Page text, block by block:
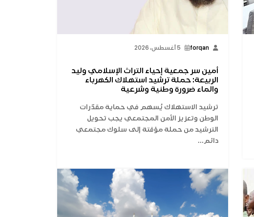
forqan 5 أغسطس، 2026
أمين سر جمعية إحياء التراث الإسلامي وليد
الربيعة: حملة ترشيد استهلاك الكهرباء
والماء ضرورة وطنية وشرعية
ترشيد الاستهلاك يُسهم في حماية مقدّرات
الوطن وتعزيز الأمن المجتمعي يجب تحويل
الترشيد من حملة مؤقتة إلى سلوك مجتمعي
دائم...